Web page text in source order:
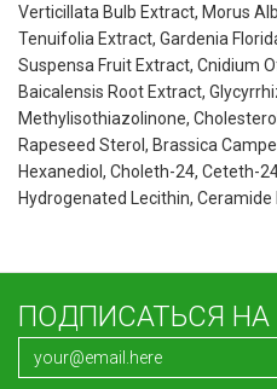
Verticillata Bulb Extract, Morus
Tenuifolia Extract, Gardenia
Suspensa Fruit Extract, Cnidium
Baicalensis Root Extract,
Methylisothiazolinone,
Rapeseed Sterol, Brassica
Hexanediol, Choleth-24, Ceteth-
Hydrogenated Lecithin, Ceramide
ПОДПИСАТЬСЯ